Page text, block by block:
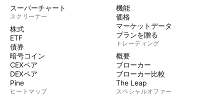
スーパーチャート
スクリーナー
株式
ETF
債券
暗号コイン
CEXペア
DEXペア
Pine
ヒートマップ
機能
価格
マーケットデータ
プランを贈る
トレーディング
概要
ブローカー
ブローカー比較
The Leap
スペシャルオファー